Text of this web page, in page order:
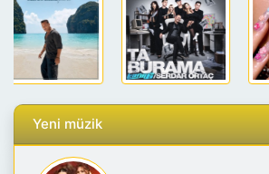
Yeni müzik